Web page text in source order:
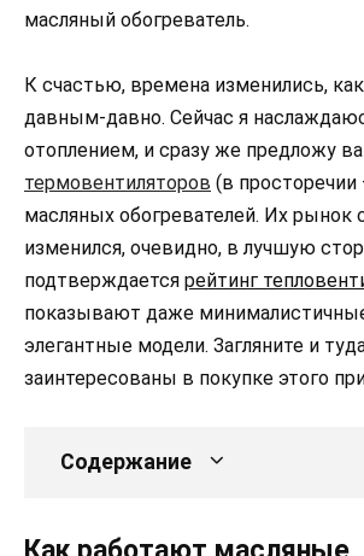
масляный обогреватель.
К счастью, времена изменились,
давным-давно. Сейчас я
отоплением, и сразу же предложу
термовентиляторов (в
масляных обогревателей. Их рынок
изменился, очевидно, в лучшую
подтверждается рейтинг
показывают даже
элегантные модели. Загляните и
заинтересованы в покупке этого
Содержание